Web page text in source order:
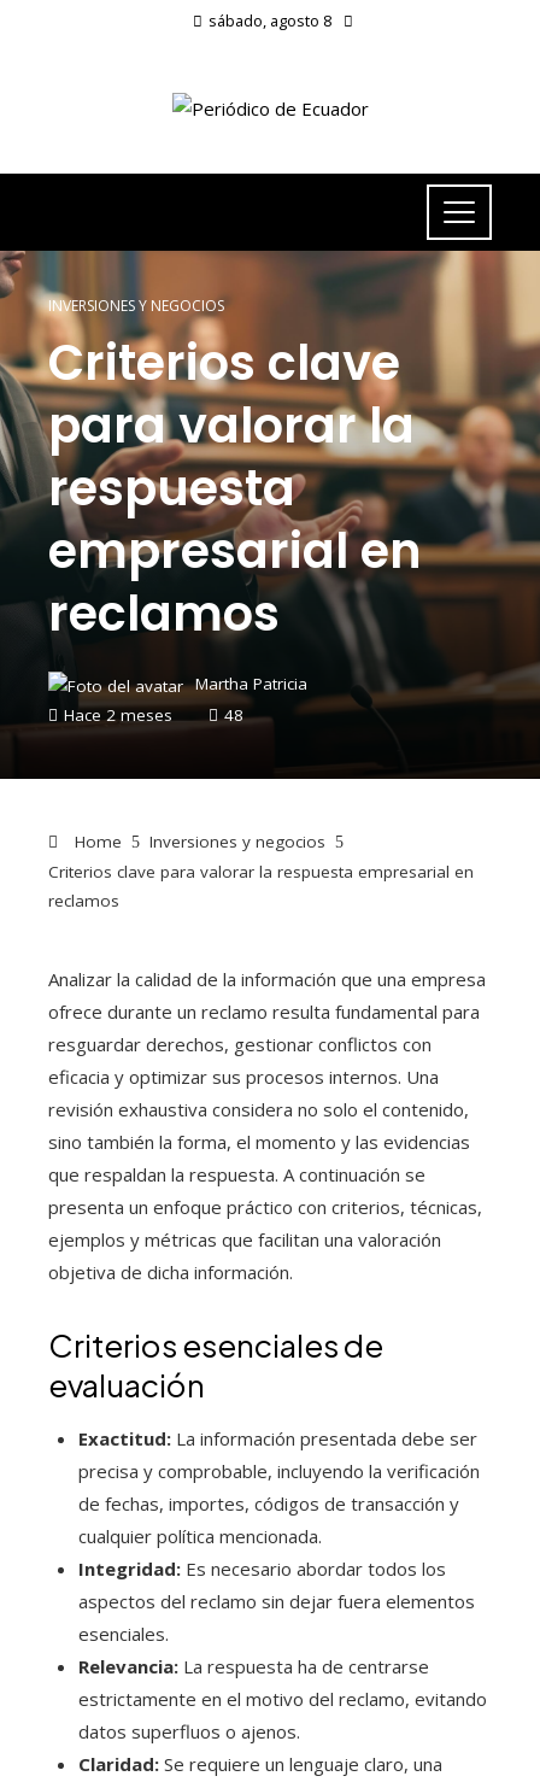
sábado, agosto 8
INVERSIONES Y NEGOCIOS
Criterios clave
para valorar la
respuesta
empresarial en
reclamos
Martha Patricia
Hace 2 meses
48
Home
Inversiones y negocios
Criterios clave para valorar la respuesta empresarial en
reclamos
Analizar la calidad de la información que una empresa
ofrece durante un reclamo resulta fundamental para
resguardar derechos, gestionar conflictos con
eficacia y optimizar sus procesos internos. Una
revisión exhaustiva considera no solo el contenido,
sino también la forma, el momento y las evidencias
que respaldan la respuesta. A continuación se
presenta un enfoque práctico con criterios, técnicas,
ejemplos y métricas que facilitan una valoración
objetiva de dicha información.
Criterios esenciales de
evaluación
Exactitud: La información presentada debe ser
precisa y comprobable, incluyendo la verificación
de fechas, importes, códigos de transacción y
cualquier política mencionada.
Integridad: Es necesario abordar todos los
aspectos del reclamo sin dejar fuera elementos
esenciales.
Relevancia: La respuesta ha de centrarse
estrictamente en el motivo del reclamo, evitando
datos superfluos o ajenos.
Claridad: Se requiere un lenguaje claro, una